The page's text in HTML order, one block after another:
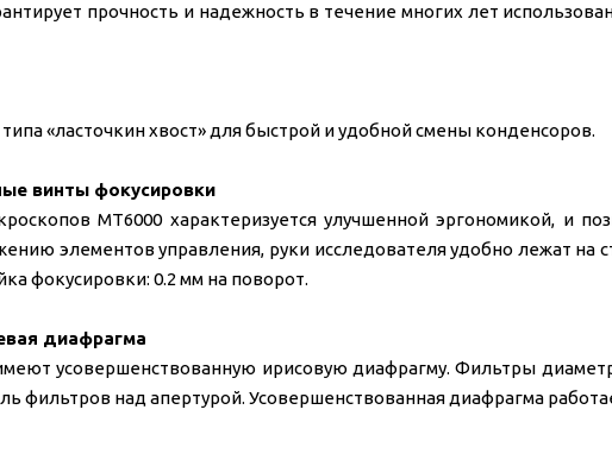
прочность и надежность в течение многих лет
«ласточкин хвост» для быстрой и удобной смены конденсоров.
винты фокусировки
MT6000 характеризуется улучшенной эргономикой, и
элементов управления, руки исследователя удобно лежат на
фокусировки: 0.2 мм на поворот.
диафрагма
усовершенствованную ирисовую диафрагму. Фильтры
фильтров над апертурой. Усовершенствованная диафрагма